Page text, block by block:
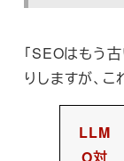
「SEOはもう
りしますが、こ
LLM
O対